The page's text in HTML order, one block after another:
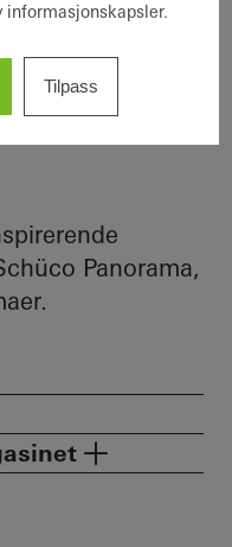
32.8 MB) (pdf,
Panorama,
Tilpass